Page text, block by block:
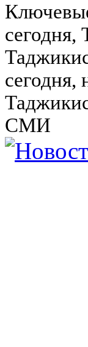
сегодня,
сегодня,
СМИ